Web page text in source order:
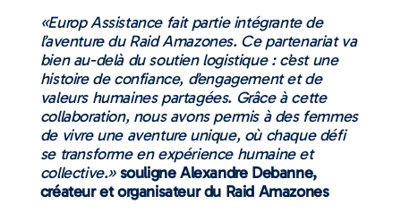
«Europ Assistance fait partie intégrante de
l’aventure du Raid Amazones. Ce partenariat va
bien au-delà du soutien logistique : c’est une
histoire de confiance, d’engagement et de
valeurs humaines partagées. Grâce à cette
collaboration, nous avons permis à des femmes
de vivre une aventure unique, où chaque défi
se transforme en expérience humaine et
collective.»souligne Alexandre Debanne,
créateur et organisateur du Raid Amazones